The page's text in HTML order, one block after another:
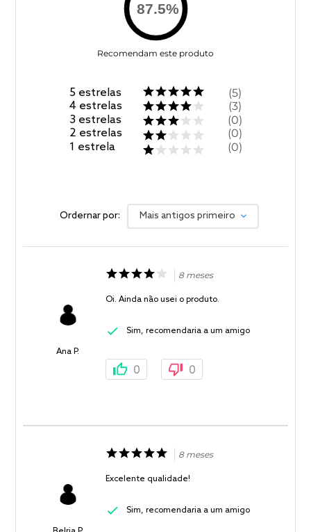
87.5%
Recomendam este produto
5 estrelas
4 estrelas
3 estrelas
2 estrelas
1 estrela
5
3
0
0
0
Ordernar por: Mais antigos primeiro
Ana P.
8 meses
Oi. Ainda não usei o produto.
Sim, recomendaria a um amigo
0 0
8 meses
Excelente qualidade!
Sim, recomendaria a um amigo